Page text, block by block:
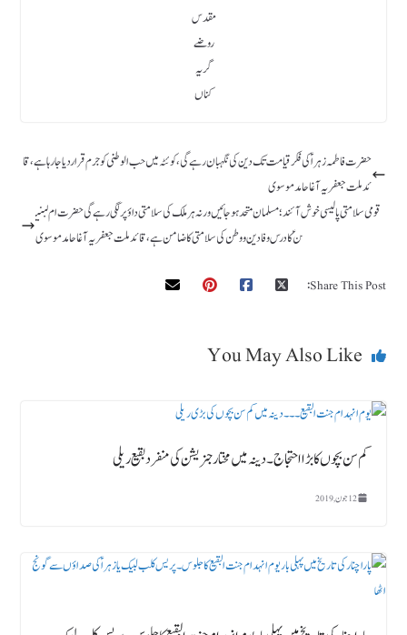
مقدس
روضے
گریہ
کناں
حضرت فاطمہ زہراؑ کی فکر قیامت تک دین کی نگہبان رہے گی، کوئٹہ میں حب الوطنی کوجرم قراردیا جارہا ہے، قا
ئد ملت جعفریہ آغا حامد موسوی
قومی سلامتی پالیسی خوش آئند؛ مسلمان متحد ہو جائیں ورنہ ہر ملک کی سلامتی داؤ پر لگی رہے گی حضرت ام لبنی
ن ؑ کا درس وفا دین ووطن کی سلامتی کا ضامن ہے، قائد ملت جعفریہ آغا حامد موسوی
Share This Post:
You May Also Like
کم سن بچوں کا بڑا احتجاج ۔دینہ میں مختارجنریشن کی منفرد بقیع ریلی
12 جون, 2019